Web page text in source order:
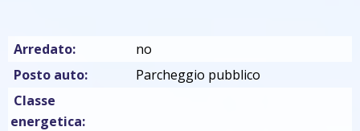
Arredato:
no
Posto auto:
Parcheggio pubblico
Classe
energetica: